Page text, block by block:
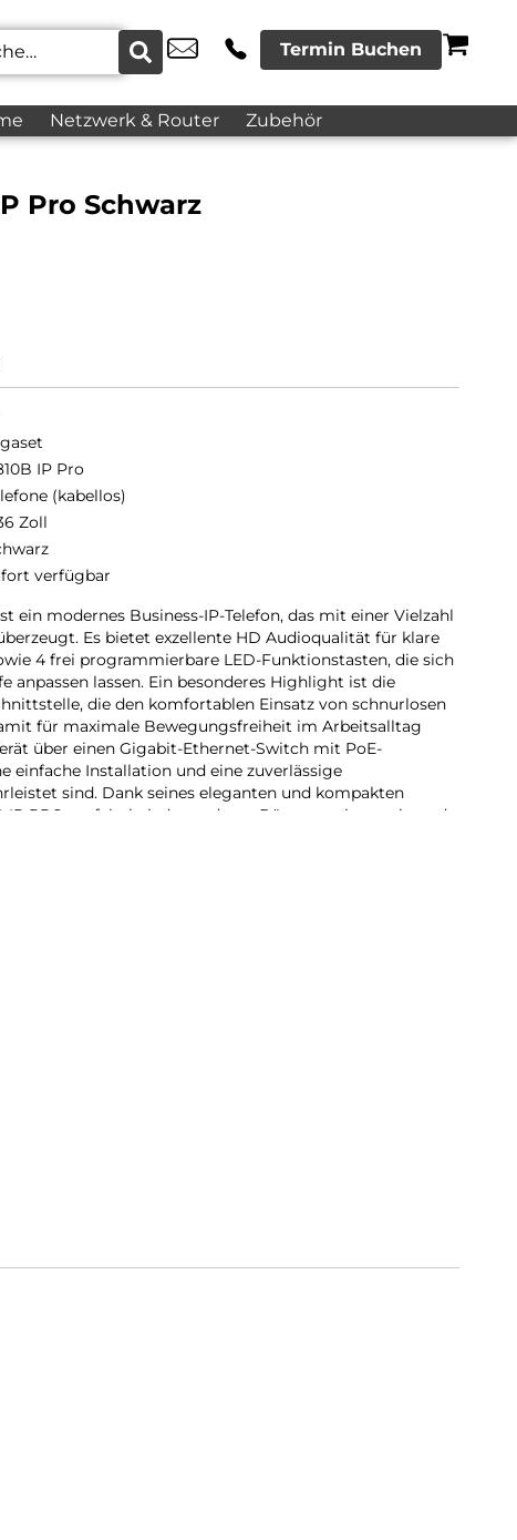
Termin Buchen
Netzwerk & Router Zubehör
Pro Schwarz
IP Pro
(kabellos)
Zoll
verfügbar
ein modernes Business-IP-Telefon, das mit einer Vielzahl
Es bietet exzellente HD Audioqualität für klare
4 frei programmierbare LED-Funktionstasten, die sich
anpassen lassen. Ein besonderes Highlight ist die
die den komfortablen Einsatz von schnurlosen
für maximale Bewegungsfreiheit im Arbeitsalltag
über einen Gigabit-Ethernet-Switch mit PoE-
einfache Installation und eine zuverlässige
sind. Dank seines eleganten und kompakten
IP PRO perfekt in jede moderne Büroumgebung ein und